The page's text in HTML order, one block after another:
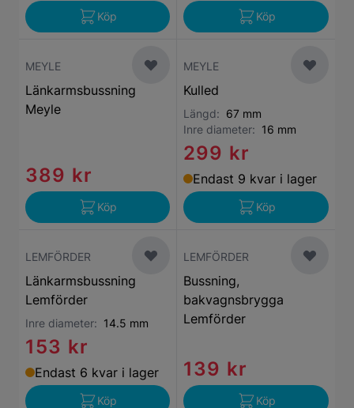
Köp Köp
MEYLE
Länkarmsbussning
Meyle
389 kr
Köp
MEYLE
Kulled
Längd: 67 mm
Inre diameter: 16 mm
299 kr
Endast 9 kvar i lager
Köp
LEMFÖRDER
Länkarmsbussning
Lemförder
Inre diameter: 14.5 mm
153 kr
Endast 6 kvar i lager
Köp
LEMFÖRDER
Bussning,
bakvagnsbrygga
Lemförder
139 kr
Köp